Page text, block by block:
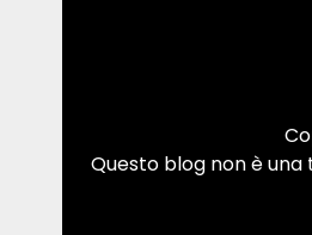
Questo blog non è